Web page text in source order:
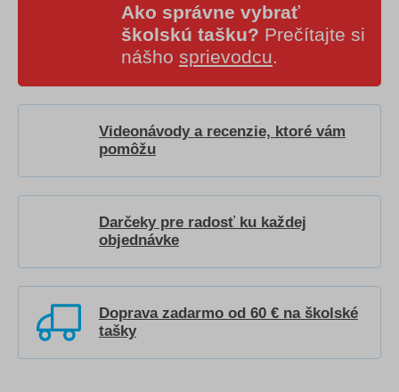
Ako správne vybrať
školskú tašku? Prečítajte si
nášho sprievodcu.
Videonávody a recenzie, ktoré vám
pomôžu
Darčeky pre radosť ku každej
objednávke
Doprava zadarmo od 60 € na školské
tašky